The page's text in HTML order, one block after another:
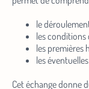
le déroulement
les conditions
les premières
les
Cet échange donne
l’accompagnement.